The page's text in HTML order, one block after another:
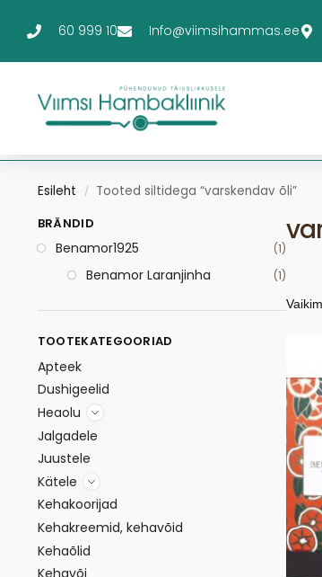
60 999 10 Info@viimsihammas.ee
Esileht / Tooted siltidega “varskendav õli”
BRÄNDID
Benamor1925 (1)
Benamor Laranjinha (1)
TOOTEKATEGOORIAD
Apteek
Dushigeelid
Heaolu
Jalgadele
Juustele
Kätele
Kehakoorijad
Kehakreemid, kehavõid
Kehaõlid